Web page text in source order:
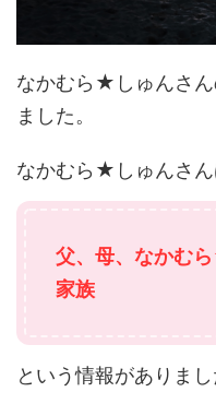
なかむら★しゅんさ
ました。
なかむら★しゅんさ
父、母、なかむ
家族
という情報がありまし